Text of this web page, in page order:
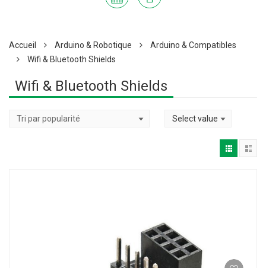
Accueil Arduino & Robotique
Arduino & Compatibles
Wifi & Bluetooth Shields
Wifi & Bluetooth Shields